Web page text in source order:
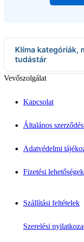
Klíma kategóriák,
tudástár
Klíma kategóriák
Mobil klímák
VRV/VRF rendszerek
Légtisztítók
Klíma márkák
Mitsubishi klíma
Fujitsu klíma
Gree klíma
Midea klíma
Hőszivattyú
Vevőszolgálat
Kapcsolat
Általános
Adatvédelmi
Fizetési lehetőségek
Szállítási feltételek
Szerelési